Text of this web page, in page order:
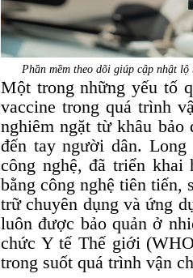
Phần mềm theo dõi giúp cập nhật
Một trong những yếu tố
vaccine trong quá trình
nghiêm ngặt từ khâu
đến tay người dân.
công nghệ, đã triển khai
bằng công nghệ tiên
trữ chuyên dụng và ứng
luôn được bảo quản ở
chức Y tế Thế giới
trong suốt quá trình vận